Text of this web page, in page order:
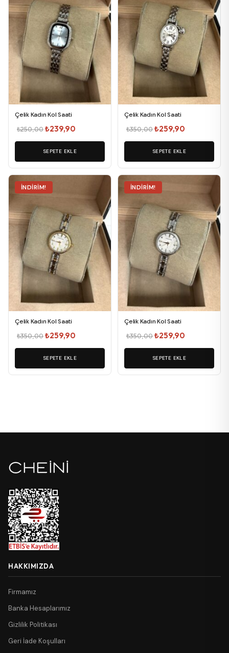
Çelik Kadın Kol Saati
₺250,00Orijinal
fiyat:
₺250,00.
₺239,90
andaki
fiyat:
₺239,90.
SEPETE EKLE
Çelik Kadın Kol Saati
₺350,00Orijinal
fiyat:
₺350,00.
₺259,90
andaki
fiyat:
₺259,90.
SEPETE EKLE
İNDIRIM!
Çelik Kadın Kol Saati
₺350,00Orijinal
fiyat:
₺350,00.
₺259,90
andaki
fiyat:
SEPETE EKLE
İNDIRIM!
Çelik Kadın Kol Saati
₺350,00Orijinal
fiyat:
₺350,00.
₺259,90
andaki
fiyat:
SEPETE EKLE
HAKKIMIZDA
Firmamız
Banka Hesaplarımız
Gizlilik Politikası
Geri İade Koşulları